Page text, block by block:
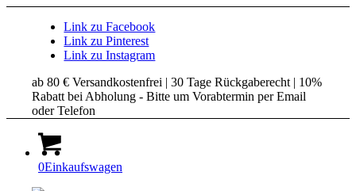
Link zu Facebook
Link zu Pinterest
Link zu Instagram
ab 80 € Versandkostenfrei | 30 Tage Rückgaberecht | 10%
Rabatt bei Abholung - Bitte um Vorabtermin per Email
oder Telefon
0Einkaufswagen